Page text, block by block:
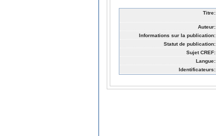
Titre:
Auteur:
Informations sur la publication:
Statut de publication:
Sujet CREF:
Langue:
Identificateurs: